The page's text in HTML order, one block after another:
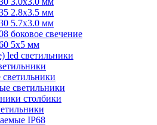
2.8x3.5 мм
5.7х3.0 мм
боковое свечение
5x5 мм
led светильники
светильники
столбики
IP68